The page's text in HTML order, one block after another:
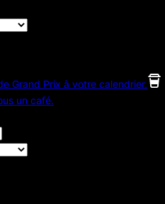
Grand Prix à votre calendrier.
un café.